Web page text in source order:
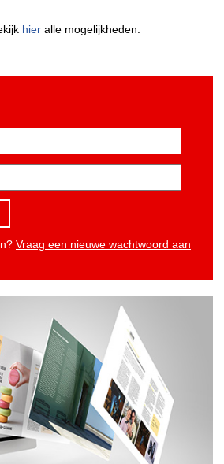
hier alle mogelijkheden.
Vraag een nieuwe wachtwoord aan